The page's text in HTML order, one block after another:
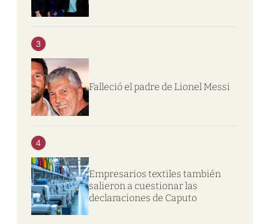
3
Falleció el padre de Lionel Messi
4
Empresarios textiles también
salieron a cuestionar las
declaraciones de Caputo